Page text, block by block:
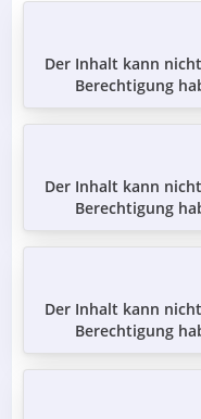
Der Inhalt kann
Berechtigung
Der Inhalt kann
Berechtigung
Der Inhalt kann
Berechtigung